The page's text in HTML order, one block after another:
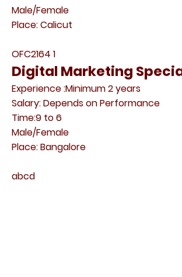
Male/Female
Place: Calicut
OFC2164 1
Digital Marketing
Experience :Minimum 2 years
Salary: Depends on Performance
Time:9 to 6
Male/Female
Place: Bangalore
abcd